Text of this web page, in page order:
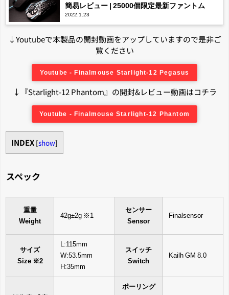
簡易レビュー | 25000個限定最新ファントム
2022.1.23
↓Youtubeで本製品の開封動画をアップしていますので是非ご
覧ください
Youtube - Finalmouse Starlight-12 Pegasus
↓『Starlight-12 Phantom』の開封&レビュー動画はコチラ
Youtube - Finalmouse Starlight-12 Phantom
INDEX [show]
スペック
重量
Weight
42g±2g ※1
センサー
Sensor
Finalsensor
サイズ
Size ※2
L:115mm
W:53.5mm
H:35mm
スイッチ
Switch
Kailh GM 8.0
ポーリング